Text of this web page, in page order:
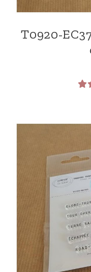
T0920-